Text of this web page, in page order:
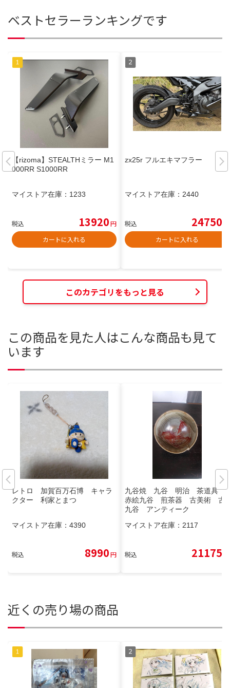
ベストセラーランキングです
【rizoma】STEALTHミラー M1
000RR S1000RR
マイストア在庫： 1233
税込 13920円
カートに入れる
zx25r フルエキマフラー
マイストア在庫： 2440
税込 24750
カートに入れる
このカテゴリをもっと見る
この商品を見た人はこんな商品も見て
います
レトロ 加賀百万石博 キャラ
クター 利家とまつ
マイストア在庫： 4390
税込 8990円
九谷焼 九谷 明治 茶道具
赤絵九谷 煎茶器 古美術 古
九谷 アンティーク
マイストア在庫： 2117
税込 21175
近くの売り場の商品